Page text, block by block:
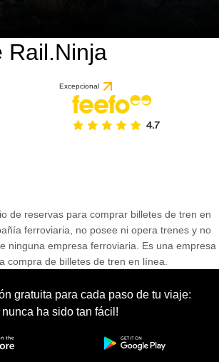
Rail.Ninja
Excepcional
de reservas para comprar billetes de tren en
ferroviaria, no posee ni opera trenes y no
ninguna empresa ferroviaria. Es una empresa
compra de billetes de tren en línea.
gratuita para cada paso de tu viaje:
ha sido tan fácil!